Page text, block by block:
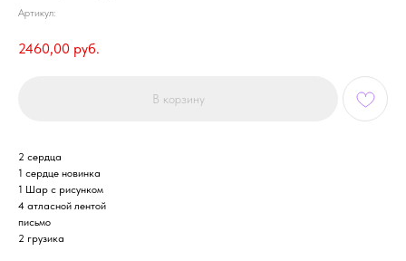
Артикул:
2460,00 руб.
В корзину
2 сердца
1 сердце новинка
1 Шар с рисунком
4 атласной лентой
письмо
2 грузика